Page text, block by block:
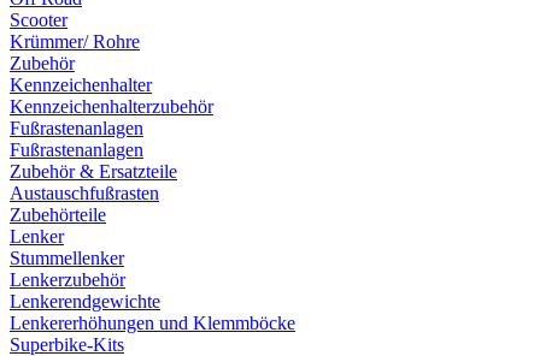
Scooter
Krümmer/ Rohre
Zubehör
Kennzeichenhalter
Kennzeichenhalterzubehör
Fußrastenanlagen
Fußrastenanlagen
Zubehör & Ersatzteile
Austauschfußrasten
Zubehörteile
Lenker
Stummellenker
Lenkerzubehör
Lenkerendgewichte
Lenkererhöhungen und Klemmböcke
Superbike-Kits